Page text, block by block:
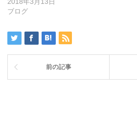
ブログ
前の記事